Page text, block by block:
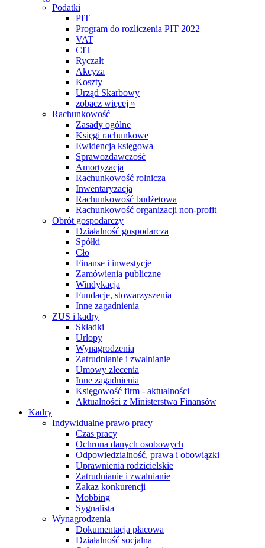
Podatki
PIT
Program do rozliczenia PIT 2022
VAT
CIT
Ryczałt
Akcyza
Koszty
Urząd Skarbowy
zobacz więcej »
Rachunkowość
Zasady ogólne
Księgi rachunkowe
Ewidencja księgowa
Sprawozdawczość
Amortyzacja
Rachunkowość rolnicza
Inwentaryzacja
Rachunkowość budżetowa
Rachunkowość organizacji non-profit
Obrót gospodarczy
Działalność gospodarcza
Spółki
Cło
Finanse i inwestycje
Zamówienia publiczne
Windykacja
Fundacje, stowarzyszenia
Inne zagadnienia
ZUS i kadry
Składki
Urlopy
Wynagrodzenia
Zatrudnianie i zwalnianie
Umowy zlecenia
Inne zagadnienia
Księgowość firm - aktualności
Aktualności z Ministerstwa Finansów
Kadry
Indywidualne prawo pracy
Czas pracy
Ochrona danych osobowych
Odpowiedzialność, prawa i obowiązki
Uprawnienia rodzicielskie
Zatrudnianie i zwalnianie
Zakaz konkurencji
Mobbing
Sygnalista
Wynagrodzenia
Dokumentacja płacowa
Działalność socjalna